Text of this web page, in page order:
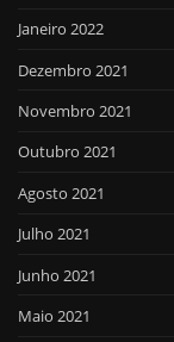
Janeiro 2022
Dezembro 2021
Novembro 2021
Outubro 2021
Agosto 2021
Julho 2021
Junho 2021
Maio 2021